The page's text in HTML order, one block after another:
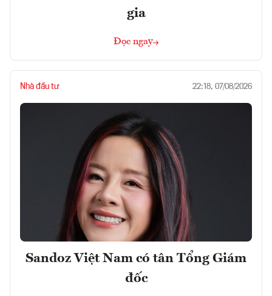
gia
Đọc ngay
Nhà đầu tư 22:18, 07/08/2026
Sandoz Việt Nam có tân Tổng Giám
đốc